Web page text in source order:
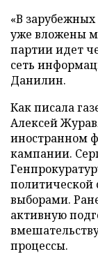
«В
уже вложены
партии идет
сеть
Данилин.
Как писала
Алексей
иностранном
кампании.
выборами.
активную
процессы.